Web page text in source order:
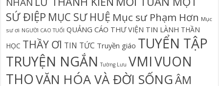
SỨ ĐIỆP MỤC SƯ HUỆ Mục sư Phạm Hơn Mục
sư ơi NGƯỜI CAO TUỔI QUẢNG CÁO THƯ VIỆN TIN LÀNH THẦN
HỌC THẦY ƠI TIN TỨC Truyền giáo TUYỂN TẬP
TRUYỆN NGẮN Tường Lưu VMIVUON
THOVĂN HÓA VÀ ĐỜI SỐNGÂM